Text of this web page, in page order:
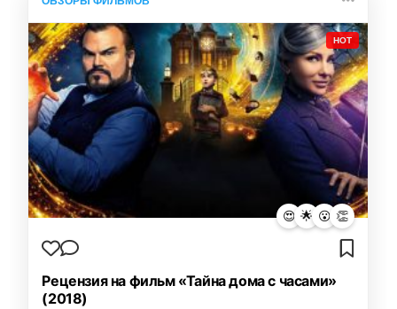
HOT
😍 🌟 😮 👏
Рецензия на фильм «Тайна дома с часами»
(2018)